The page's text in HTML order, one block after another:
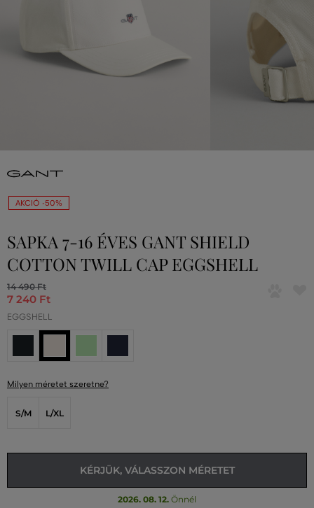
AKCIÓ -50%
SAPKA 7-16 ÉVES GANT SHIELD
COTTON TWILL CAP EGGSHELL
14 490 Ft
7 240 Ft
EGGSHELL
Milyen méretet szeretne?
S/M L/XL
KÉRJÜK, VÁLASSZON MÉRETET
2026. 08. 12. Önnél